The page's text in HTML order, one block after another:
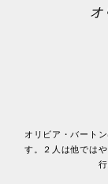
オ
オリビア・バート
す。２人は他では